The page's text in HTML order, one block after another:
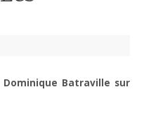
Batraville sur